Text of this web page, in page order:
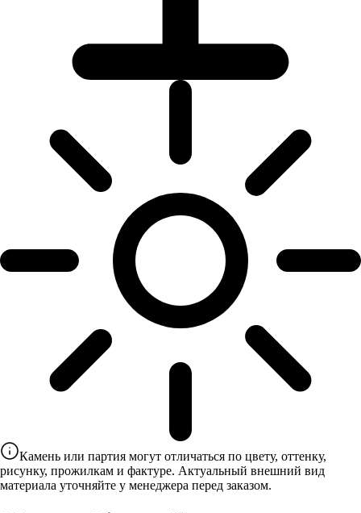
Камень или партия могут отличаться по цвету, оттенку,
рисунку, прожилкам и фактуре. Актуальный внешний вид
материала уточняйте у менеджера перед заказом.